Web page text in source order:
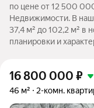
по цене от 12 500
Недвижимости. В
37,4 м² до 102,2 м² в
планировки и
16 800 000 ₽
46 м² 2-комн.